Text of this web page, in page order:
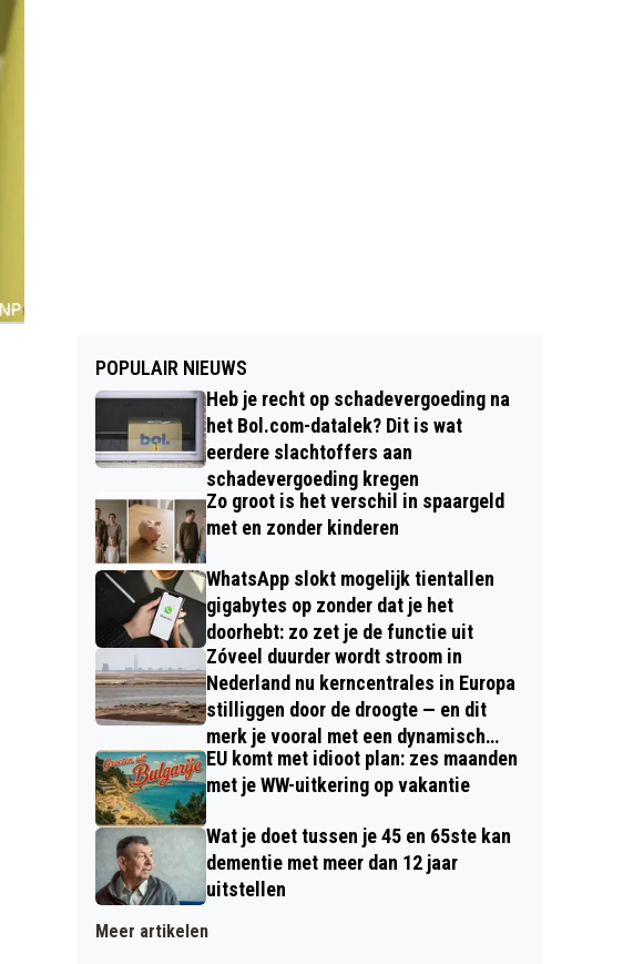
POPULAIR NIEUWS
Heb je recht op schadevergoeding na
het Bol.com-datalek? Dit is wat
eerdere slachtoffers aan
schadevergoeding kregen
Zo groot is het verschil in spaargeld
met en zonder kinderen
WhatsApp slokt mogelijk tientallen
gigabytes op zonder dat je het
doorhebt: zo zet je de functie uit
Zóveel duurder wordt stroom in
Nederland nu kerncentrales in Europa
stilliggen door de droogte — en dit
merk je vooral met een dynamisch
contract
EU komt met idioot plan: zes maanden
met je WW-uitkering op vakantie
Wat je doet tussen je 45 en 65ste kan
dementie met meer dan 12 jaar
uitstellen
Meer artikelen